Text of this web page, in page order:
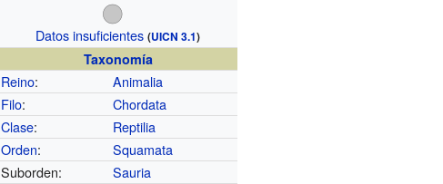
Datos insuficientes (UICN 3.1)
Taxonomía
Reino:
Animalia
Filo:
Chordata
Clase:
Reptilia
Orden:
Squamata
Suborden:
Sauria